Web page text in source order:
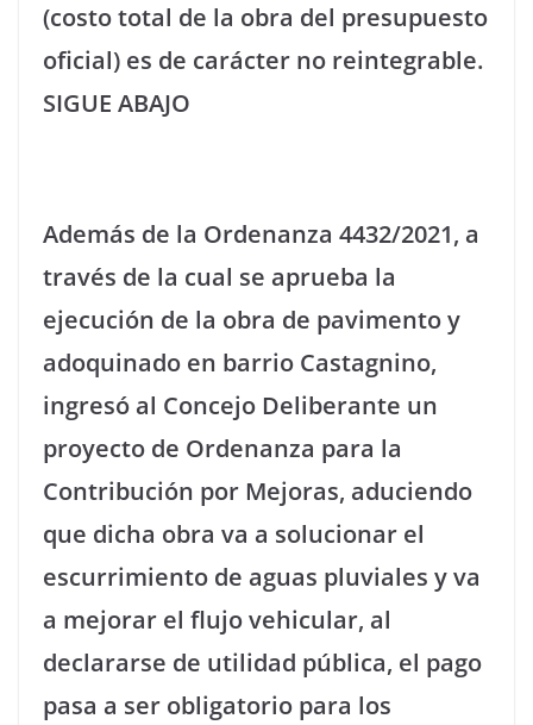
(costo total de la obra del presupuesto
oficial) es de carácter no reintegrable.
SIGUE ABAJO
Además de la Ordenanza 4432/2021, a
través de la cual se aprueba la
ejecución de la obra de pavimento y
adoquinado en barrio Castagnino,
ingresó al Concejo Deliberante un
proyecto de Ordenanza para la
Contribución por Mejoras, aduciendo
que dicha obra va a solucionar el
escurrimiento de aguas pluviales y va
a mejorar el flujo vehicular, al
declararse de utilidad pública, el pago
pasa a ser obligatorio para los